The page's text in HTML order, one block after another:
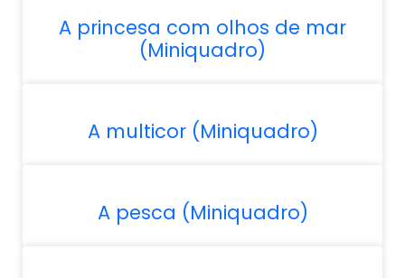
A princesa com olhos de mar
(Miniquadro)
A multicor (Miniquadro)
A pesca (Miniquadro)